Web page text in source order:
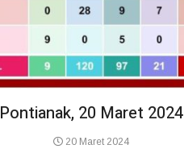
Pontianak, 20 Maret 2024
20 Maret 2024